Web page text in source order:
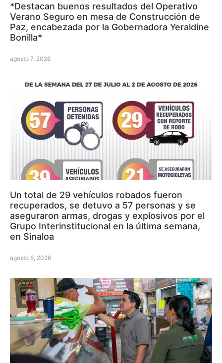
*Destacan buenos resultados del Operativo
Verano Seguro en mesa de Construcción de
Paz, encabezada por la Gobernadora Yeraldine
Bonilla*
agosto 7, 2026
Un total de 29 vehículos robados fueron
recuperados, se detuvo a 57 personas y se
aseguraron armas, drogas y explosivos por el
Grupo Interinstitucional en la última semana,
en Sinaloa
agosto 6, 2026